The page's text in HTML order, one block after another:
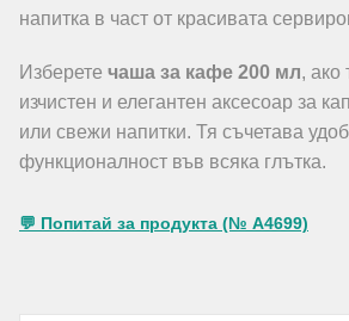
напитка в част от красивата
Изберете чаша за кафе 200 мл, ако
изчистен и елегантен аксесоар за
или свежи напитки. Тя съчетава
функционалност във всяка глътка.
💬 Попитай за продукта (№ A4699)